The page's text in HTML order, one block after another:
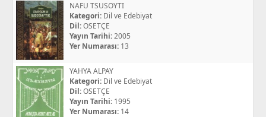
NAFU TSUSOYTI
Kategori: Dil ve Edebiyat
Dil:OSETÇE
Yayın Tarihi:2005
Yer Numarası: 13
YAHYA ALPAY
Kategori: Dil ve Edebiyat
Dil:OSETÇE
Yayın Tarihi: 1995
Yer Numarası: 14